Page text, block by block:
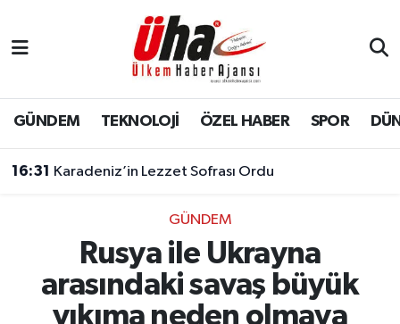
GÜNDEM TEKNOLOJİ ÖZEL HABER SPOR
16:31 Karadeniz’in Lezzet Sofrası Ordu
GÜNDEM
Rusya ile Ukrayna
arasındaki savaş büyük
yıkıma neden olmaya
İstanbul Nöbetçi Eczaneler
İstanbul Hava Durumu
Süper Lig Puan Durumu ve Fikstür
Tüm Manşetler